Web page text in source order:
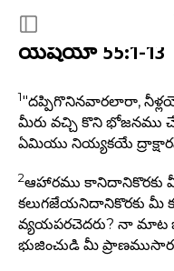
యెషయా 55:1-13
1"దప్పిగొనినవారలారా,
మీరు వచ్చి కొని భోజనము
ఏమియు నియ్యకయే
2ఆహారము కానిదానికొరకు మీ
కలుగజేయనిదానికొరకు మీ
వ్యయపరచెదరు? నా మాట
భుజించుడి మీ